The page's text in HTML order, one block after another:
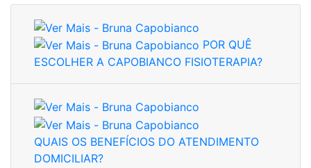
ESCOLHER A CAPOBIANCO FISIOTERAPIA?
QUAIS OS BENEFÍCIOS DO ATENDIMENTO
DOMICILIAR?